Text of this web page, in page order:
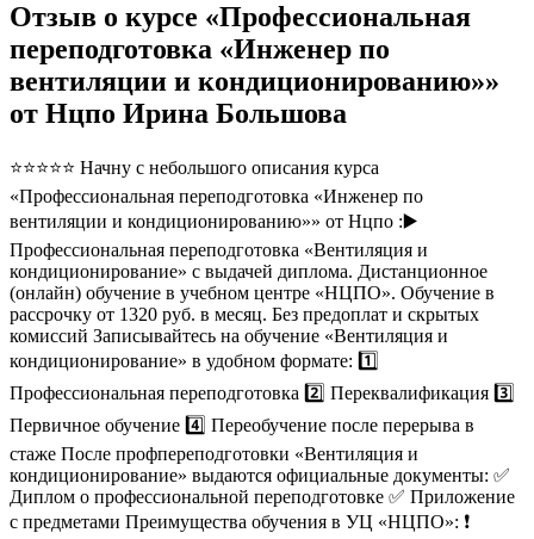
Отзыв о курсе «Профессиональная
переподготовка «Инженер по
вентиляции и кондиционированию»»
от Нцпо Ирина Большова
⭐⭐⭐⭐⭐ Начну с небольшого описания курса
«Профессиональная переподготовка «Инженер по
вентиляции и кондиционированию»» от Нцпо :▶️
Профессиональная переподготовка «Вентиляция и
кондиционирование» с выдачей диплома. Дистанционное
(онлайн) обучение в учебном центре «НЦПО». Обучение в
рассрочку от 1320 руб. в месяц. Без предоплат и скрытых
комиссий Записывайтесь на обучение «Вентиляция и
кондиционирование» в удобном формате: 1️⃣
Профессиональная переподготовка 2️⃣ Переквалификация 3️⃣
Первичное обучение 4️⃣ Переобучение после перерыва в
стаже После профпереподготовки «Вентиляция и
кондиционирование» выдаются официальные документы: ✅
Диплом о профессиональной переподготовке ✅ Приложение
с предметами Преимущества обучения в УЦ «НЦПО»: ❗️